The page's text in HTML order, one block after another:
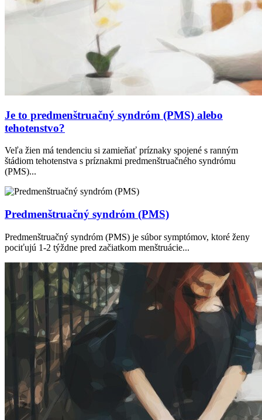
Je to predmenštruačný syndróm (PMS) alebo
tehotenstvo?
Veľa žien má tendenciu si zamieňať príznaky spojené s ranným
štádiom tehotenstva s príznakmi predmenštruačného syndrómu
(PMS)...
Predmenštruačný syndróm (PMS)
Predmenštruačný syndróm (PMS) je súbor symptómov, ktoré ženy
pociťujú 1-2 týždne pred začiatkom menštruácie...